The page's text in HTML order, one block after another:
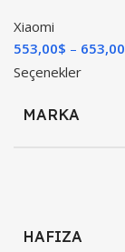
Xiaomi
553,00$ – 653,00
Seçenekler
MARKA
HAFIZA